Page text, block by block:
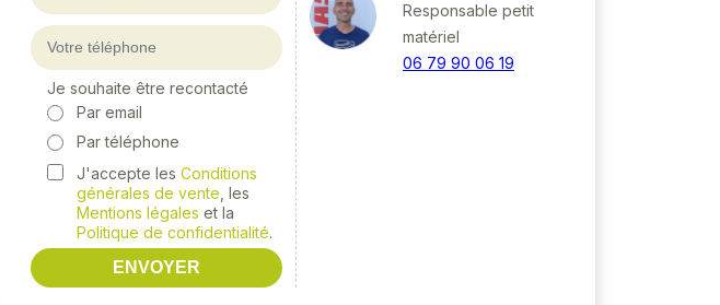
Je souhaite être recontacté
Par email
Par téléphone
J'accepte les Conditions
générales de vente , les
Mentions légales et la
Politique de confidentialité.
ENVOYER
Responsable petit
matériel
06 79 90 06 19